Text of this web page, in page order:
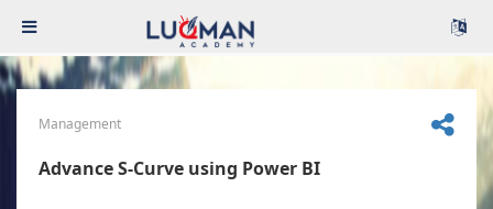
Management
Advance S-Curve using Power BI